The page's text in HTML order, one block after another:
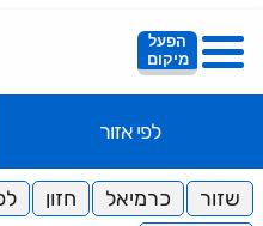
הפעל
מיקום
לפי אזור
שזור כרמיאל חזון